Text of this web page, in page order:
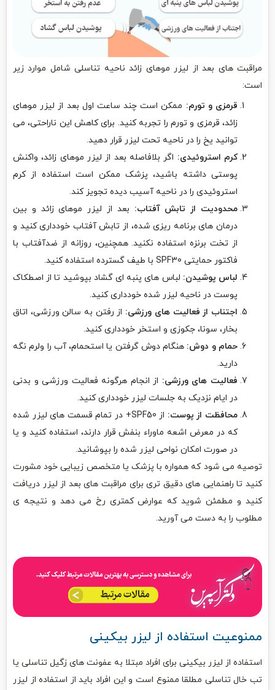
مراقبت های بعد از لیزر موهای زائد ناحیه تناسلی شامل موارد زیر
است:
قرمزی و تورم: ممکن است چند ساعت اول بعد از لیزر موهای
زائد، قرمزی و تورم را تجربه کنید. برای کاهش این ناراحتی، می
توانید یخ را در ناحیه تحت لیزر قرار دهید.
کرم استروئیدی: اگر بلافاصله بعد از لیزر موهای زائد، واکنش
پوستی داشته باشید، پزشک ممکن است استفاده از کرم
استروئیدی را در ناحیه آسیب دیده تجویز کند.
محدودیت از تابش آفتاب: بعد از لیزر موهای زائد و بین
درمان های برنامه ریزی شده، از تابش آفتاب خودداری کنید و
از تخت برنزه استفاده نکنید. همچنین، روزانه از ضدآفتاب با
فاکتور حمایتی SPF30 با طیف گسترده استفاده کنید.
لباس پوشیدن: لباس های پنبه ای گشاد بپوشید تا از اصطکاک
پوست در ناحیه لیزر شده خودداری کنید.
اجتناب از فعالیت های ورزشی: از رفتن به سالن ورزشی، اتاق
بخار، سونا، جکوزی و استخر خودداری کنید.
حمام و دوش: هنگام دوش گرفتن یا استحمام، آب را ولرم نگه
دارید.
فعالیت های ورزشی: از انجام هرگونه فعالیت ورزشی و بدنی
در ایام نزدیک به جلسات لیزر خودداری کنید.
محافظت از پوست:
از SPF50+ در تمام قسمت های لیزر شده
که در معرض اشعه ماوراء بنفش قرار دارند، استفاده کنید و یا
در صورت امکان نواحی لیزر شده را بپوشانید.
توصیه می شود که همواره با پزشک یا متخصص زیبایی خود مشورت
کنید تا راهنمایی های دقیق تری برای مراقبت های بعد از لیزر دریافت
کنید و مطمئن شوید که عوارض کمتری رخ می دهد و نتیجه ی
مطلوب را به دست می آورید.
ممنوعیت استفاده از لیزر بیکینی
استفاده از لیزر بیکینی برای افراد مبتلا به عفونت های زگیل تناسلی یا
تب خال تناسلی مطلقا ممنوع است و این افراد باید از استفاده از لیزر